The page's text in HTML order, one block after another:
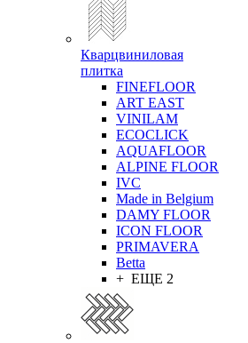
Кварцвиниловая
плитка
FINEFLOOR
ART EAST
VINILAM
ECOCLICK
AQUAFLOOR
ALPINE FLOOR
IVC
Made in Belgium
DAMY FLOOR
ICON FLOOR
PRIMAVERA
Betta
+ ЕЩЕ 2